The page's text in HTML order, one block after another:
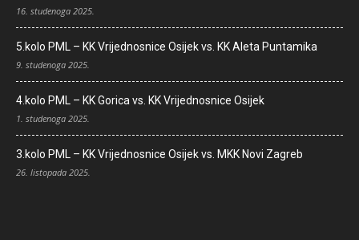
16. studenoga 2025.
5.kolo PML – KK Vrijednosnice Osijek vs. KK Aleta Puntamika
9. studenoga 2025.
4.kolo PML – KK Gorica vs. KK Vrijednosnice Osijek
1. studenoga 2025.
3.kolo PML – KK Vrijednosnice Osijek vs. MKK Novi Zagreb
26. listopada 2025.